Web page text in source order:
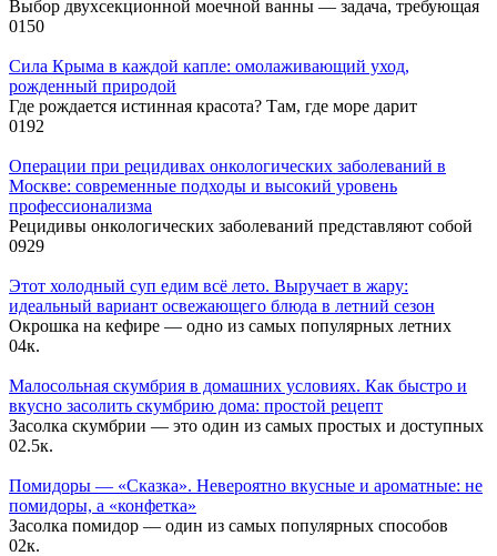
Выбор двухсекционной моечной ванны — задача, требующая
0150
Сила Крыма в каждой капле: омолаживающий уход,
рожденный природой
Где рождается истинная красота? Там, где море дарит
0192
Операции при рецидивах онкологических заболеваний в
Москве: современные подходы и высокий уровень
профессионализма
Рецидивы онкологических заболеваний представляют собой
0929
Этот холодный суп едим всё лето. Выручает в жару:
идеальный вариант освежающего блюда в летний сезон
Окрошка на кефире — одно из самых популярных летних
04к.
Малосольная скумбрия в домашних условиях. Как быстро и
вкусно засолить скумбрию дома: простой рецепт
Засолка скумбрии — это один из самых простых и доступных
02.5к.
Помидоры — «Сказка». Невероятно вкусные и ароматные: не
помидоры, а «конфетка»
Засолка помидор — один из самых популярных способов
02к.